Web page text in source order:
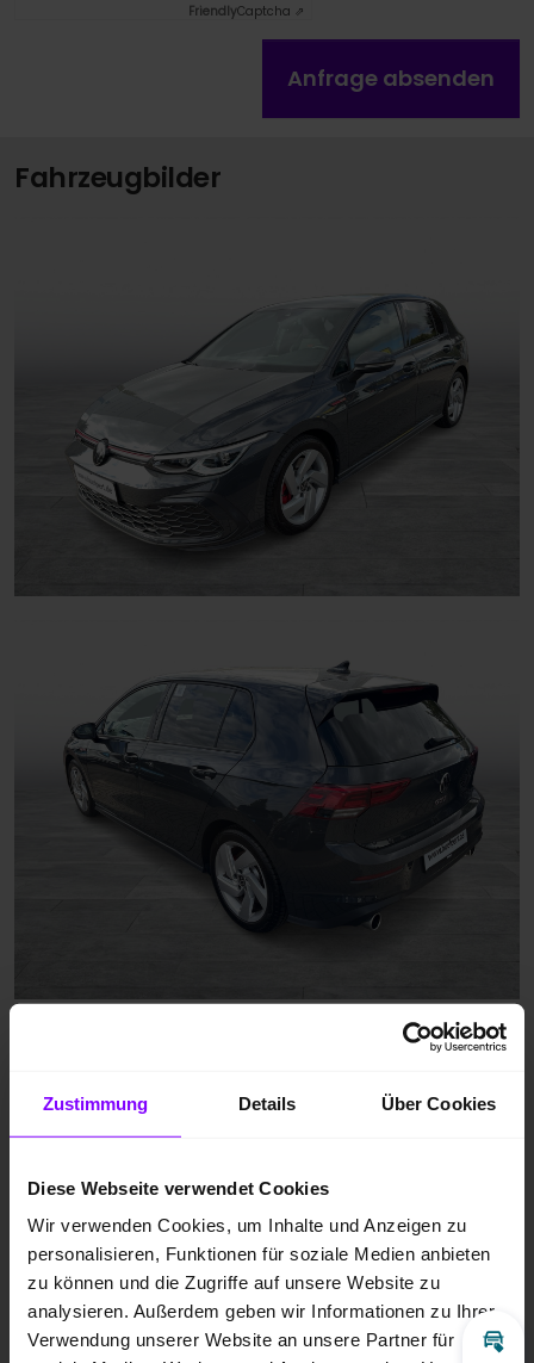
Zustimmung Details Über Cookies
Diese Webseite verwendet Cookies
Wir verwenden Cookies, um Inhalte und Anzeigen zu
personalisieren, Funktionen für soziale Medien anbieten
zu können und die Zugriffe auf unsere Website zu
analysieren. Außerdem geben wir Informationen zu Ihrer
Verwendung unserer Website an unsere Partner für
FriendlyCaptcha ⇗
Anfrage absenden
Fahrzeugbilder